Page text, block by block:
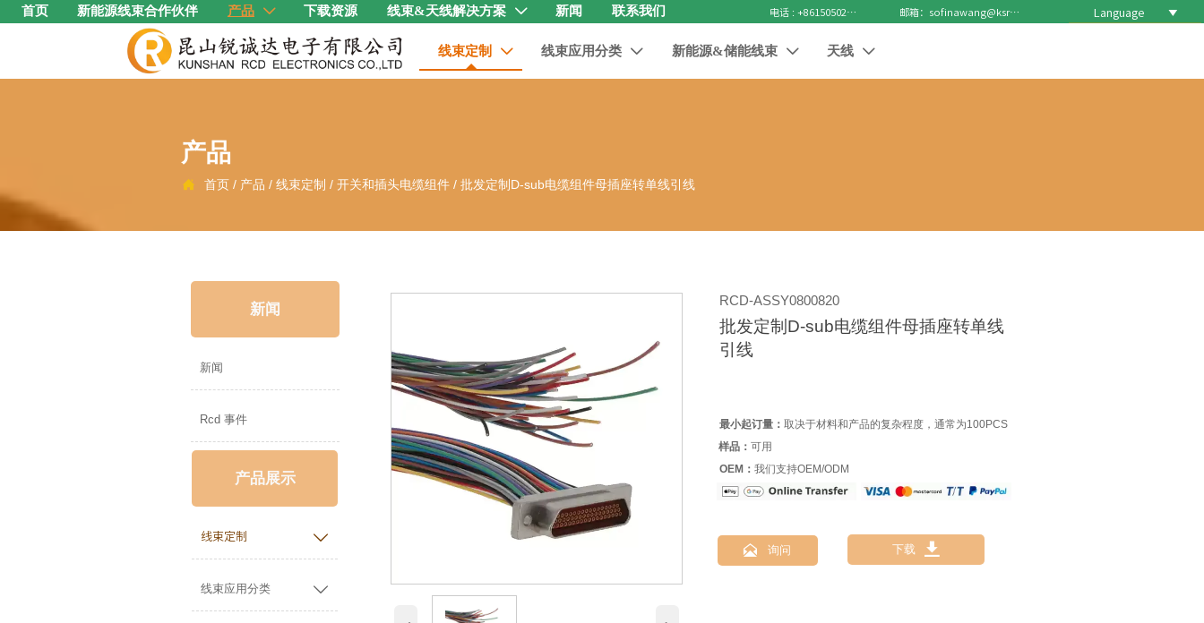
首页 新能源线束合作伙伴 产品  下载资源 线束&天线解决方案  新闻 联系我们 电话 : +8615050271688 邮箱：sofinawang@ksrcd.com Language 
线束定制  线束应用分类  新能源&储能线束  天线 
产品
 首页 / 产品 /线束定制 /开关和插头电缆组件 /批发定制D-sub电缆组件母插座转单线引线
新闻
新闻
Rcd 事件
产品展示
线束定制 
线束应用分类 
RCD-ASSY0800820
批发定制D-sub电缆组件母插座转单线
引线
最小起订量： 取决于材料和产品的复杂程度，通常为100PCS
样品：可用
OEM： 我们支持OEM/ODM
 询问 下载 